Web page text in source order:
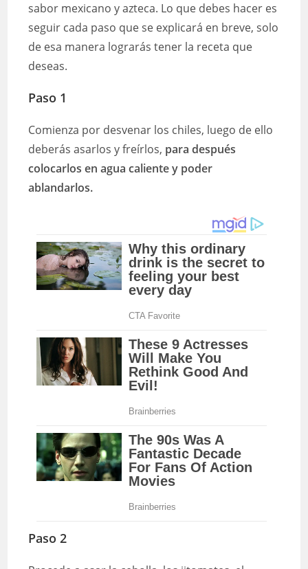
sabor mexicano y azteca. Lo que debes hacer es
seguir cada paso que se explicará en breve, solo
de esa manera lograrás tener la receta que
deseas.
Paso 1
Comienza por desvenar los chiles, luego de ello
deberás asarlos y freírlos, para después
colocarlos en agua caliente y poder
ablandarlos.
Paso 2